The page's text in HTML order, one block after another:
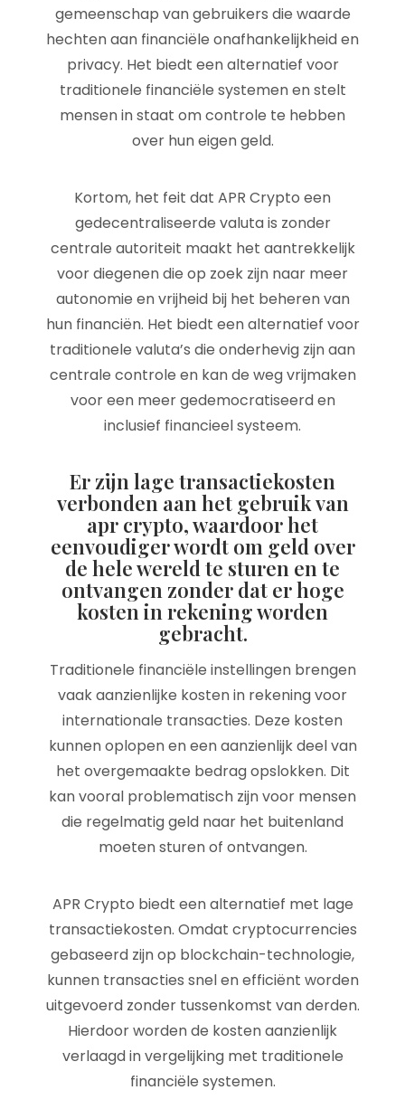
gemeenschap van gebruikers die waarde
hechten aan financiële onafhankelijkheid en
privacy. Het biedt een alternatief voor
traditionele financiële systemen en stelt
mensen in staat om controle te hebben
over hun eigen geld.
Kortom, het feit dat APR Crypto een
gedecentraliseerde valuta is zonder
centrale autoriteit maakt het aantrekkelijk
voor diegenen die op zoek zijn naar meer
autonomie en vrijheid bij het beheren van
hun financiën. Het biedt een alternatief voor
traditionele valuta’s die onderhevig zijn aan
centrale controle en kan de weg vrijmaken
voor een meer gedemocratiseerd en
inclusief financieel systeem.
Er zijn lage transactiekosten
verbonden aan het gebruik van
apr crypto, waardoor het
eenvoudiger wordt om geld over
de hele wereld te sturen en te
ontvangen zonder dat er hoge
kosten in rekening worden
gebracht.
Traditionele financiële instellingen brengen
vaak aanzienlijke kosten in rekening voor
internationale transacties. Deze kosten
kunnen oplopen en een aanzienlijk deel van
het overgemaakte bedrag opslokken. Dit
kan vooral problematisch zijn voor mensen
die regelmatig geld naar het buitenland
moeten sturen of ontvangen.
APR Crypto biedt een alternatief met lage
transactiekosten. Omdat cryptocurrencies
gebaseerd zijn op blockchain-technologie,
kunnen transacties snel en efficiënt worden
uitgevoerd zonder tussenkomst van derden.
Hierdoor worden de kosten aanzienlijk
verlaagd in vergelijking met traditionele
financiële systemen.